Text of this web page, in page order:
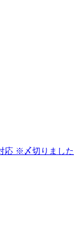
応 ※〆切りました